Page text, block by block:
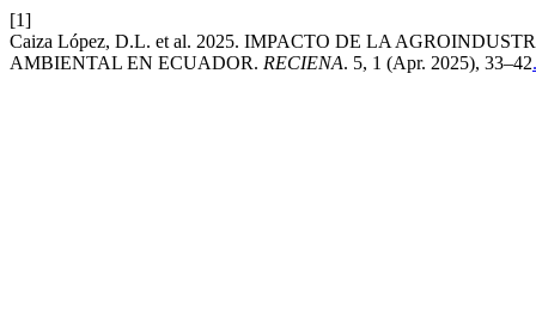
[1]
Caiza López, D.L. et al. 2025. IMPACTO DE LA
AMBIENTAL EN ECUADOR. RECIENA. 5, 1 (Apr. 2025), 33–42